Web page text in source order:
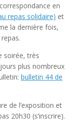
en
repas solidaire) et
la dernière fois,
soirée, très
plus nombreux
bulletin 44 de
de l’exposition et
20h30 (s’inscrire).